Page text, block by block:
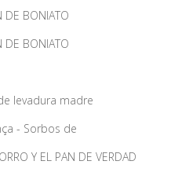
DE BONIATO
DE BONIATO
levadura madre
- Sorbos de
Y EL PAN DE VERDAD